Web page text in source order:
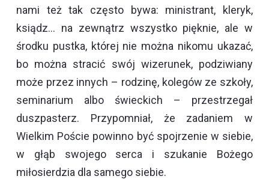
nami też tak często bywa: ministrant, kleryk,
ksiądz… na zewnątrz wszystko pięknie, ale w
środku pustka, której nie można nikomu ukazać,
bo można stracić swój wizerunek, podziwiany
może przez innych – rodzinę, kolegów ze szkoły,
seminarium albo świeckich – przestrzegał
duszpasterz. Przypomniał, że zadaniem w
Wielkim Poście powinno być spojrzenie w siebie,
w głąb swojego serca i szukanie Bożego
miłosierdzia dla samego siebie.